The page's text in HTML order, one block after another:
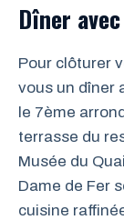
Dîner
Pour clôturer
vous un dîner
le 7ème
terrasse du
Musée du
Dame de Fer
cuisine